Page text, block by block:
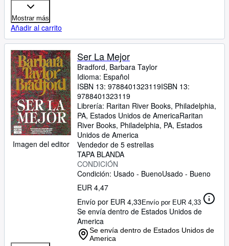
Mostrar más
Añadir al carrito
Imagen del editor
Ser La Mejor
Bradford, Barbara Taylor
Idioma: Español
ISBN 13: 9788401323119ISBN 13:
9788401323119
Librería: Raritan River Books, Philadelphia,
PA, Estados Unidos de AmericaRaritan
River Books, Philadelphia, PA, Estados
Unidos de America
Vendedor de 5 estrellas
TAPA BLANDA
CONDICIÓN
Condición: Usado - BuenoUsado - Bueno
EUR 4,47
Envío por EUR 4,33Envío por EUR 4,33
Se envía dentro de Estados Unidos de
America
Se envía dentro de Estados Unidos de
America